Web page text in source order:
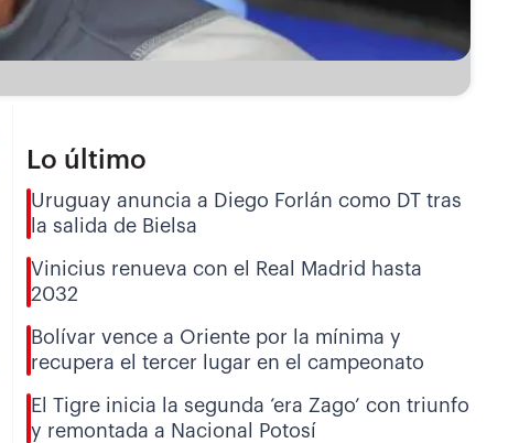
Lo último
Uruguay anuncia a Diego Forlán como DT tras
la salida de Bielsa
Vinicius renueva con el Real Madrid hasta
2032
Bolívar vence a Oriente por la mínima y
recupera el tercer lugar en el campeonato
El Tigre inicia la segunda ‘era Zago’ con triunfo
y remontada a Nacional Potosí